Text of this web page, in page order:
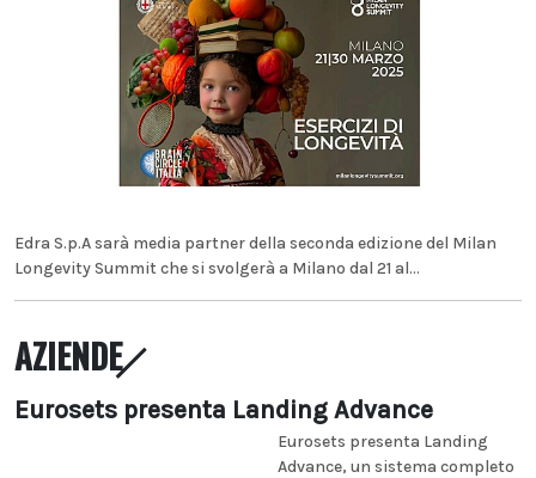
Edra S.p.A sarà media partner della seconda edizione del Milan
Longevity Summit che si svolgerà a Milano dal 21 al...
AZIENDE
Eurosets presenta Landing Advance
Eurosets presenta Landing
Advance, un sistema completo